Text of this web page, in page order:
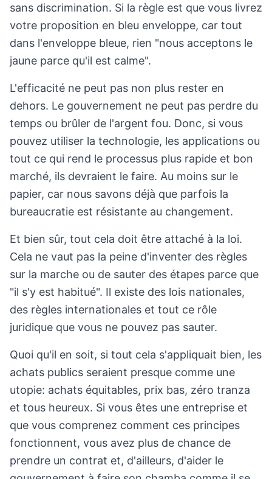
sans discrimination. Si la règle est que vous livrez
votre proposition en bleu enveloppe, car tout
dans l'enveloppe bleue, rien "nous acceptons le
jaune parce qu'il est calme".
L'efficacité ne peut pas non plus rester en
dehors. Le gouvernement ne peut pas perdre du
temps ou brûler de l'argent fou. Donc, si vous
pouvez utiliser la technologie, les applications ou
tout ce qui rend le processus plus rapide et bon
marché, ils devraient le faire. Au moins sur le
papier, car nous savons déjà que parfois la
bureaucratie est résistante au changement.
Et bien sûr, tout cela doit être attaché à la loi.
Cela ne vaut pas la peine d'inventer des règles
sur la marche ou de sauter des étapes parce que
"il s'y est habitué". Il existe des lois nationales,
des règles internationales et tout ce rôle
juridique que vous ne pouvez pas sauter.
Quoi qu'il en soit, si tout cela s'appliquait bien, les
achats publics seraient presque comme une
utopie: achats équitables, prix bas, zéro tranza
et tous heureux. Si vous êtes une entreprise et
que vous comprenez comment ces principes
fonctionnent, vous avez plus de chance de
prendre un contrat et, d'ailleurs, d'aider le